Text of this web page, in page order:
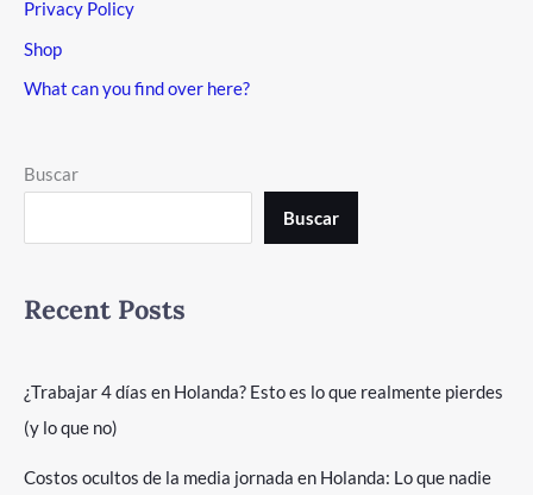
Privacy Policy
Shop
What can you find over here?
Buscar
Buscar
Recent Posts
¿Trabajar 4 días en Holanda? Esto es lo que realmente pierdes
(y lo que no)
Costos ocultos de la media jornada en Holanda: Lo que nadie